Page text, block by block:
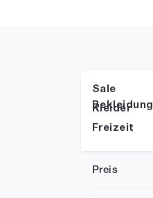
Sale
Bekleidung
Kleider
Freizeit
Preis